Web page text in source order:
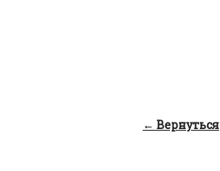
← Вернуться